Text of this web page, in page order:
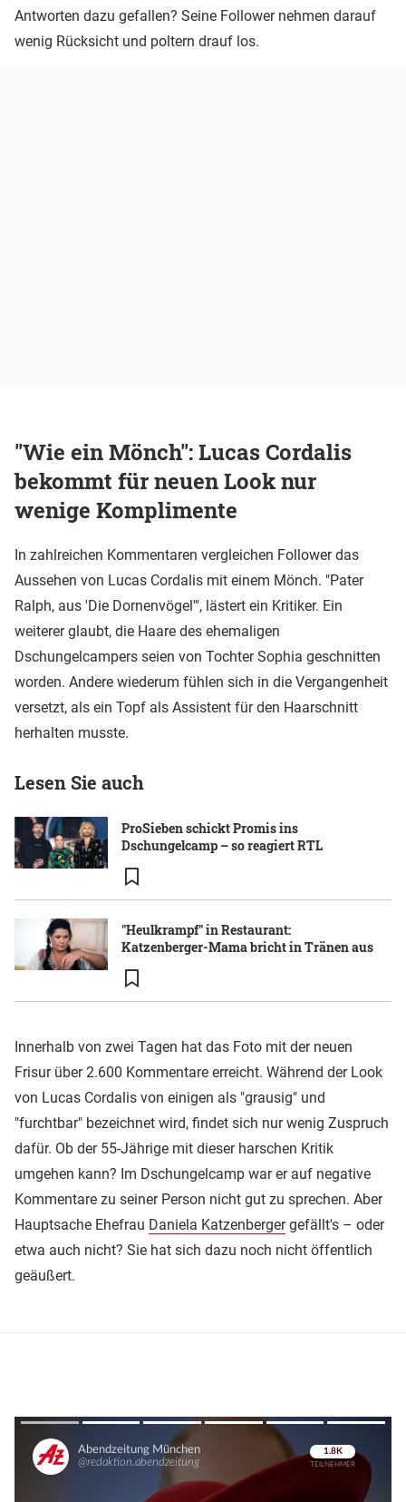
Antworten dazu gefallen? Seine Follower nehmen darauf
wenig Rücksicht und poltern drauf los.
"Wie ein Mönch": Lucas Cordalis
bekommt für neuen Look nur
wenige Komplimente
In zahlreichen Kommentaren vergleichen Follower das
Aussehen von Lucas Cordalis mit einem Mönch. "Pater
Ralph, aus 'Die Dornenvögel'", lästert ein Kritiker. Ein
weiterer glaubt, die Haare des ehemaligen
Dschungelcampers seien von Tochter Sophia geschnitten
worden. Andere wiederum fühlen sich in die Vergangenheit
versetzt, als ein Topf als Assistent für den Haarschnitt
herhalten musste.
Lesen Sie auch
ProSieben schickt Promis ins
Dschungelcamp – so reagiert RTL
"Heulkrampf" in Restaurant:
Katzenberger-Mama bricht in Tränen aus
Innerhalb von zwei Tagen hat das Foto mit der neuen
Frisur über 2.600 Kommentare erreicht. Während der Look
von Lucas Cordalis von einigen als "grausig" und
"furchtbar" bezeichnet wird, findet sich nur wenig Zuspruch
dafür. Ob der 55-Jährige mit dieser harschen Kritik
umgehen kann? Im Dschungelcamp war er auf negative
Kommentare zu seiner Person nicht gut zu sprechen. Aber
Hauptsache Ehefrau Daniela Katzenbergergefällt's – oder
etwa auch nicht? Sie hat sich dazu noch nicht öffentlich
geäußert.
Überspringen